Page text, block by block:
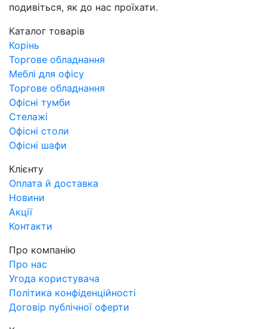
подивіться, як до нас проїхати.
Каталог товарів
Корінь
Торгове обладнання
Меблі для офісу
Торгове обладнання
Офісні тумби
Стелажі
Офісні столи
Офісні шафи
Клієнту
Оплата й доставка
Новини
Акції
Контакти
Про компанію
Про нас
Угода користувача
Політика конфіденційності
Договір публічної оферти